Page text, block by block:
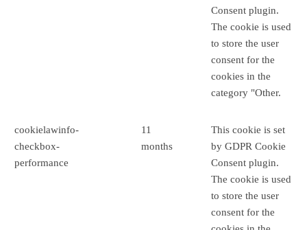
Consent plugin.
The cookie is used
to store the user
consent for the
cookies in the
category "Other.
cookielawinfo-
checkbox-
performance
11
months
This cookie is set
by GDPR Cookie
Consent plugin.
The cookie is used
to store the user
consent for the